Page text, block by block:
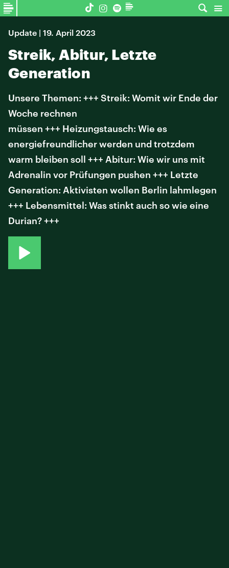
Update | 19. April 2023
Streik, Abitur, Letzte
Generation
Unsere Themen: +++ Streik: Womit wir Ende der
Woche rechnen
müssen +++ Heizungstausch: Wie es
energiefreundlicher werden und trotzdem
warm bleiben soll +++ Abitur: Wie wir uns mit
Adrenalin vor Prüfungen pushen +++ Letzte
Generation: Aktivisten wollen Berlin lahmlegen
+++ Lebensmittel: Was stinkt auch so wie eine
Durian? +++